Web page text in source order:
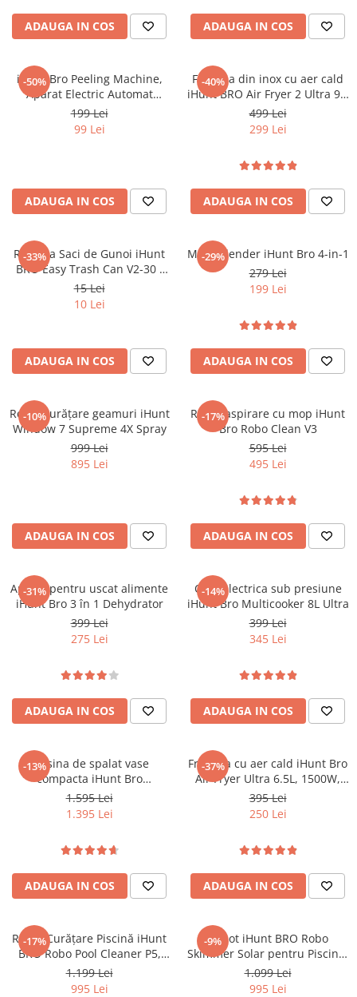
ADAUGA IN COS ADAUGA IN COS
-50%
iHunt Bro Peeling Machine,
Aparat Electric Automat
pentru Decojit Fructe și
Legume, 6 Lame Inox, 50W,
199 Lei
99 Lei
ADAUGA IN COS
-40%
Friteuza din inox cu aer cald
iHunt BRO Air Fryer 2 Ultra 9L,
2200W, Dublă încălzire,
Temperatura reglabila 80-200
499 Lei
299 Lei
ADAUGA IN COS
-33%
Rezerva Saci de Gunoi iHunt
BRO Easy Trash Can V2-30 /
S140, Lungime 8m, 1 Bucata
15 Lei
10 Lei
ADAUGA IN COS
-29%
Multi Blender iHunt Bro 4-in-1
279 Lei
199 Lei
ADAUGA IN COS
-10%
Robot curățare geamuri iHunt
Window 7 Supreme 4X Spray
999 Lei
895 Lei
ADAUGA IN COS
-17%
Robot aspirare cu mop iHunt
Bro Robo Clean V3
595 Lei
495 Lei
ADAUGA IN COS
-31%
Aparat pentru uscat alimente
iHunt Bro 3 în 1 Dehydrator
399 Lei
275 Lei
ADAUGA IN COS
-14%
Oala electrica sub presiune
iHunt Bro Multicooker 8L Ultra
399 Lei
345 Lei
ADAUGA IN COS
-13%
Masina de spalat vase
compacta iHunt Bro
Dishwasher Xpert
1.595 Lei
1.395 Lei
ADAUGA IN COS
-37%
Friteuza cu aer cald iHunt Bro
Air Fryer Ultra 6.5L, 1500W,
Temperatura reglabila 80-200
°C, Ecran touch, 10 programe
395 Lei
250 Lei
ADAUGA IN COS
-17%
Robot Curățare Piscină iHunt
BRO Robo Pool Cleaner P5,
Smart Auto-Docking, Auto-
Scufundare, Rezervor 2.5L,
1.199 Lei
995 Lei
-9%
Robot iHunt BRO Robo
Skimmer Solar pentru Piscine,
Curățare Automată Linia Apei,
Colectare Frunze și Resturi
1.099 Lei
995 Lei